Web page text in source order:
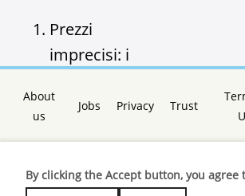
Prezzi
imprecisi: i
finanziari
Read
About
us
Jobs Privacy Trust
By clicking the Accept button, you agree